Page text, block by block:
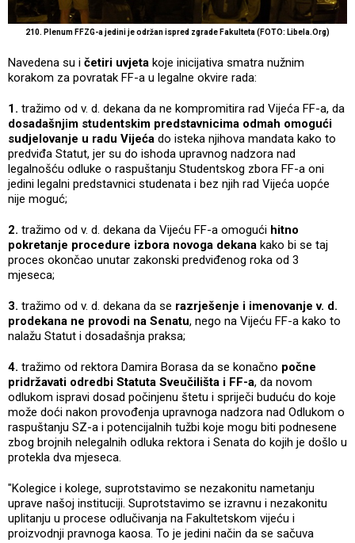
210. Plenum FFZG-a jedini je održan ispred zgrade Fakulteta (FOTO: Libela.Org)
Navedena su i četiri uvjeta koje inicijativa smatra nužnim
korakom za povratak FF-a u legalne okvire rada:
1. tražimo od v. d. dekana da ne kompromitira rad Vijeća FF-a, da
dosadašnjim studentskim predstavnicima odmah omogući
sudjelovanje u radu Vijeća do isteka njihova mandata kako to
predviđa Statut, jer su do ishoda upravnog nadzora nad
legalnošću odluke o raspuštanju Studentskog zbora FF-a oni
jedini legalni predstavnici studenata i bez njih rad Vijeća uopće
nije moguć;
2. tražimo od v. d. dekana da Vijeću FF-a omogući hitno
pokretanje procedure izbora novoga dekana kako bi se taj
proces okončao unutar zakonski predviđenog roka od 3
mjeseca;
3. tražimo od v. d. dekana da se razrješenje i imenovanje v. d.
prodekana ne provodi na Senatu, nego na Vijeću FF-a kako to
nalažu Statut i dosadašnja praksa;
4. tražimo od rektora Damira Borasa da se konačno počne
pridržavati odredbi Statuta Sveučilišta i FF-a, da novom
odlukom ispravi dosad počinjenu štetu i spriječi buduću do koje
može doći nakon provođenja upravnoga nadzora nad Odlukom o
raspuštanju SZ-a i potencijalnih tužbi koje mogu biti podnesene
zbog brojnih nelegalnih odluka rektora i Senata do kojih je došlo u
protekla dva mjeseca.
"Kolegice i kolege, suprotstavimo se nezakonitu nametanju
uprave našoj instituciji. Suprotstavimo se izravnu i nezakonitu
uplitanju u procese odlučivanja na Fakultetskom vijeću i
proizvodnji pravnoga kaosa. To je jedini način da se sačuva